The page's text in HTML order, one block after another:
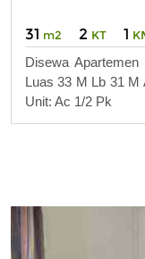
31 m2 2 KT 1
Disewa
Luas 33 M Lb 31 M
Unit: Ac 1/2 Pk